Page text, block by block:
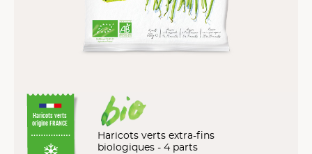
Haricots verts
origine FRANCE
Haricots verts extra-fins
biologiques - 4 parts